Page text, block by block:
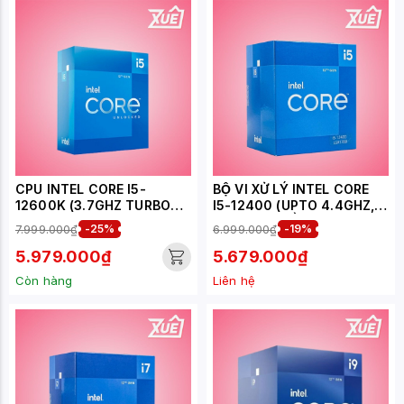
CPU INTEL CORE I5-
12600K (3.7GHZ TURBO
UP TO 4.9GHZ, 10 NHÂN 16
LUỒNG, 20MB CACHE,
125W) - SOCKET INTEL
LGA 1700/ALDER LAKE
7.999.000₫ -25%
5.979.000₫
Còn hàng
BỘ VI XỬ LÝ INTEL CORE
I5-12400 (UPTO 4.4GHZ, 6
NHÂN 12 LUỒNG, 18MB
CACHE, 65W) - SOCKET
INTEL LGA 1700
6.999.000₫ -19%
5.679.000₫
Liên hệ